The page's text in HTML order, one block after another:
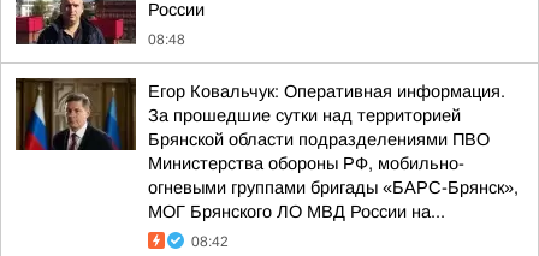
России
08:48
Егор Ковальчук: Оперативная информация.
За прошедшие сутки над территорией
Брянской области подразделениями ПВО
Министерства обороны РФ, мобильно-
огневыми группами бригады «БАРС-Брянск»,
МОГ Брянского ЛО МВД России на...
08:42